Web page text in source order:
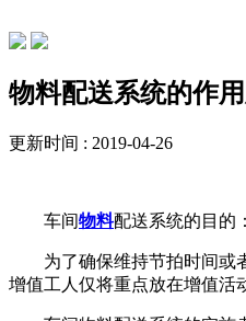
物料配送系统的作
更新时间 : 2019-04-26
车间物料配送系统的目的：
为了确保维持节拍时间或
增值工人仅将重点放在增值活